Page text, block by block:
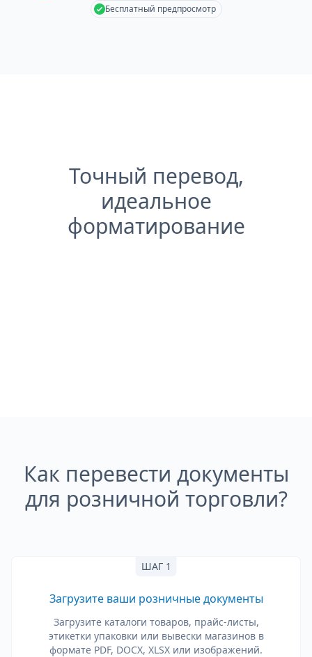
Бесплатный предпросмотр
Точный перевод,
идеальное
форматирование
Как перевести документы
для розничной торговли?
ШАГ 1
Загрузите ваши розничные документы
Загрузите каталоги товаров, прайс-листы,
этикетки упаковки или вывески магазинов в
формате PDF, DOCX, XLSX или изображений.